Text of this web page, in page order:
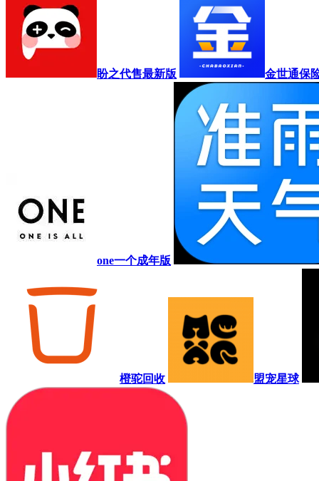
盼之代售最新版 金世通保
one一个成年版
橙驼回收 盟宠星球